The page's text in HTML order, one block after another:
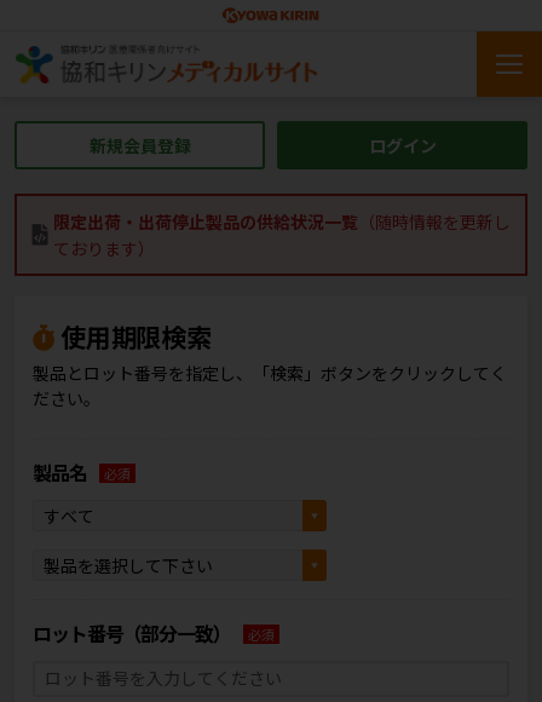
新規会員登録 ログイン
限定出荷・出荷停止製品の供給状況一覧 （随時情報を更新し
ております）
使用期限検索
製品とロット番号を指定し、「検索」ボタンをクリックしてく
ださい。
製品名 必須
ロット番号（部分一致） 必須